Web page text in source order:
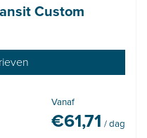
Custom
Vanaf
€61,71 / dag